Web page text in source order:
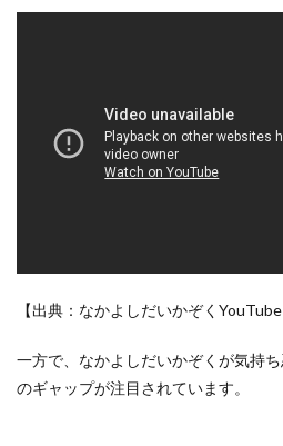
【出典：なかよしだいかぞくYouTube
一方で、なかよしだいかぞくが気持
のギャップが注目されています。